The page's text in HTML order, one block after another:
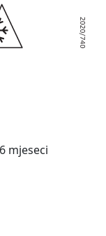
mjeseci